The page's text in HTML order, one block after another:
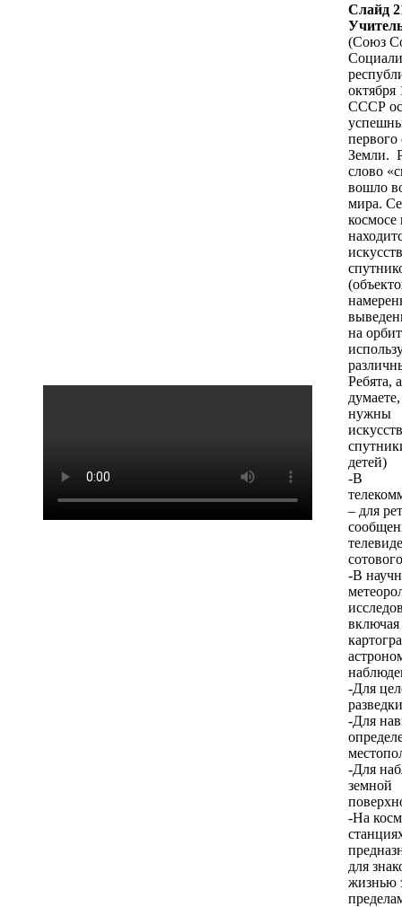
Слайд
(Союз
октября
СССР
первого
Земли.
слово
вошло
мира.
космосе
на
Ребята,
нужны
детей)
-В
– для
-В
включая
-Для
-Для
-Для
земной
-На
для
жизнью